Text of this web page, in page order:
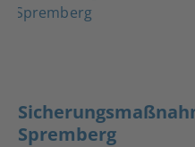
Spremberg